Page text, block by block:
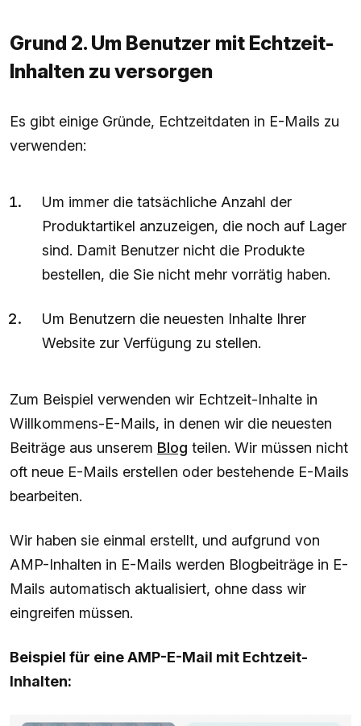
Grund 2. Um Benutzer mit Echtzeit-
Inhalten zu versorgen
Es gibt einige Gründe, Echtzeitdaten in E-Mails zu
verwenden:
Um immer die tatsächliche Anzahl der
Produktartikel anzuzeigen, die noch auf Lager
sind. Damit Benutzer nicht die Produkte
bestellen, die Sie nicht mehr vorrätig haben.
Um Benutzern die neuesten Inhalte Ihrer
Website zur Verfügung zu stellen.
Zum Beispiel verwenden wir Echtzeit-Inhalte in
Willkommens-E-Mails, in denen wir die neuesten
Beiträge aus unserem Blog teilen. Wir müssen nicht
oft neue E-Mails erstellen oder bestehende E-Mails
bearbeiten.
Wir haben sie einmal erstellt, und aufgrund von
AMP-Inhalten in E-Mails werden Blogbeiträge in E-
Mails automatisch aktualisiert, ohne dass wir
eingreifen müssen.
Beispiel für eine AMP-E-Mail mit Echtzeit-
Inhalten: